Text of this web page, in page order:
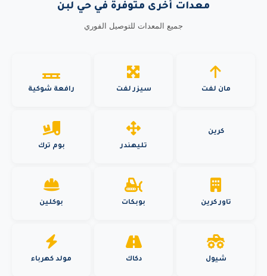
معدات أخرى متوفرة في حي لبن
جميع المعدات للتوصيل الفوري
مان لفت سيزر لفت رافعة شوكية
كرين
تليهندر
بوم ترك
تاور كرين بوبكات بوكلين
شيول دكاك مولد كهرباء